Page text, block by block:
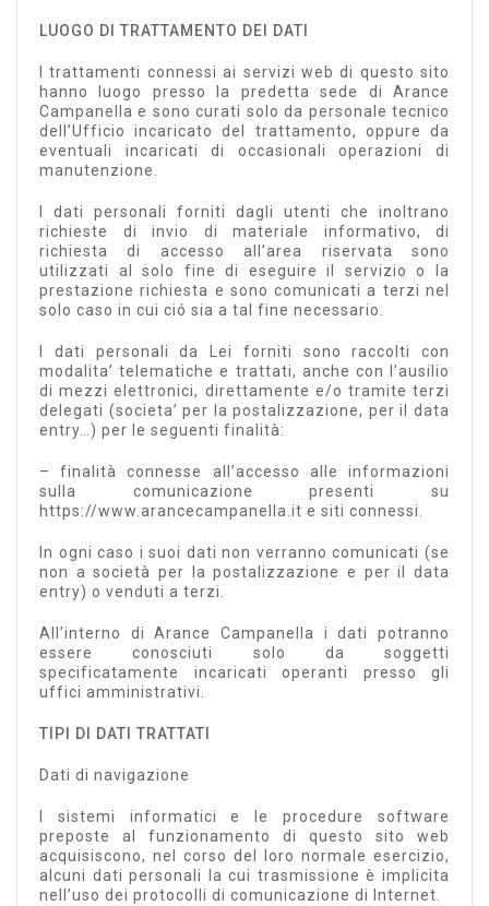
LUOGO DI TRATTAMENTO DEI DATI
I trattamenti connessi ai servizi web di questo sito
hanno luogo presso la predetta sede di Arance
Campanella e sono curati solo da personale tecnico
dell’Ufficio incaricato del trattamento, oppure da
eventuali incaricati di occasionali operazioni di
manutenzione.
I dati personali forniti dagli utenti che inoltrano
richieste di invio di materiale informativo, di
richiesta di accesso all’area riservata sono
utilizzati al solo fine di eseguire il servizio o la
prestazione richiesta e sono comunicati a terzi nel
solo caso in cui ció sia a tal fine necessario.
I dati personali da Lei forniti sono raccolti con
modalita’ telematiche e trattati, anche con l’ausilio
di mezzi elettronici, direttamente e/o tramite terzi
delegati (societa’ per la postalizzazione, per il data
entry…) per le seguenti finalità:
– finalità connesse all’accesso alle informazioni
sulla comunicazione presenti su
https://www.arancecampanella.it e siti connessi.
In ogni caso i suoi dati non verranno comunicati (se
non a società per la postalizzazione e per il data
entry) o venduti a terzi.
All’interno di Arance Campanella i dati potranno
essere conosciuti solo da soggetti
specificatamente incaricati operanti presso gli
uffici amministrativi.
TIPI DI DATI TRATTATI
Dati di navigazione
I sistemi informatici e le procedure software
preposte al funzionamento di questo sito web
acquisiscono, nel corso del loro normale esercizio,
alcuni dati personali la cui trasmissione è implicita
nell’uso dei protocolli di comunicazione di Internet.